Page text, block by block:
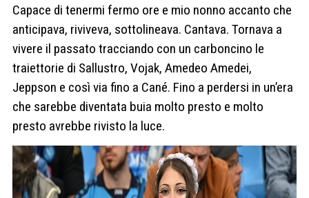
Capace di tenermi fermo ore e mio nonno accanto che
anticipava, riviveva, sottolineava. Cantava. Tornava a
vivere il passato tracciando con un carboncino le
traiettorie di Sallustro, Vojak, Amedeo Amedei,
Jeppson e così via fino a Cané. Fino a perdersi in un’era
che sarebbe diventata buia molto presto e molto
presto avrebbe rivisto la luce.